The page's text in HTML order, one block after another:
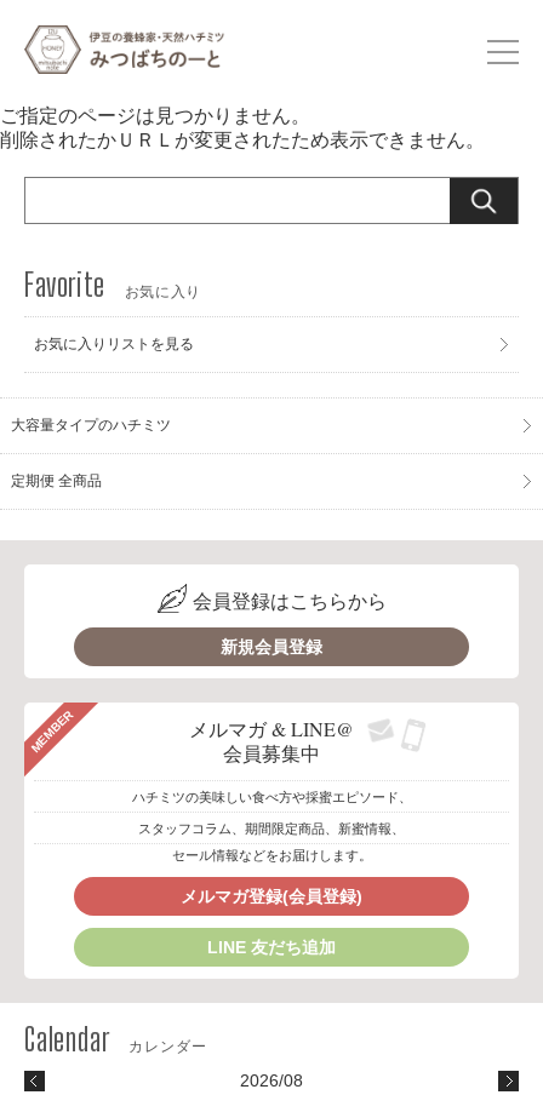
ご指定のページは見つかりません。
削除されたかＵＲＬが変更されたため表示できません。
お気に入り
お気に入りリストを見る
大容量タイプのハチミツ
定期便 全商品
会員登録はこちらから
新規会員登録
MEMBER
メルマガ & LINE@
会員募集中
ハチミツの美味しい食べ方や採蜜エピソード、
スタッフコラム、期間限定商品、新蜜情報、
セール情報などをお届けします。
メルマガ登録(会員登録)
LINE 友だち追加
2026/08